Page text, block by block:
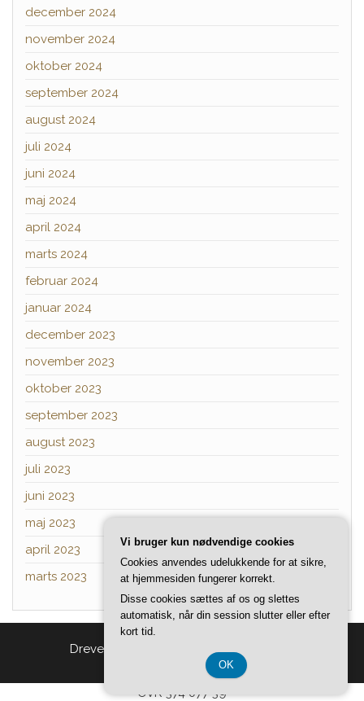
december 2024
november 2024
oktober 2024
september 2024
august 2024
juli 2024
juni 2024
maj 2024
april 2024
marts 2024
februar 2024
januar 2024
december 2023
november 2023
oktober 2023
september 2023
august 2023
juli 2023
juni 2023
maj 2023
april 2023
marts 2023
Drevet af Tema:Head Blog
CVR 374 077 39
Vi bruger kun nødvendige cookies
Cookies anvendes udelukkende for at sikre,
at hjemmesiden fungerer korrekt.
Disse cookies sættes af os og slettes
automatisk, når din session slutter eller efter
kort tid.
OK